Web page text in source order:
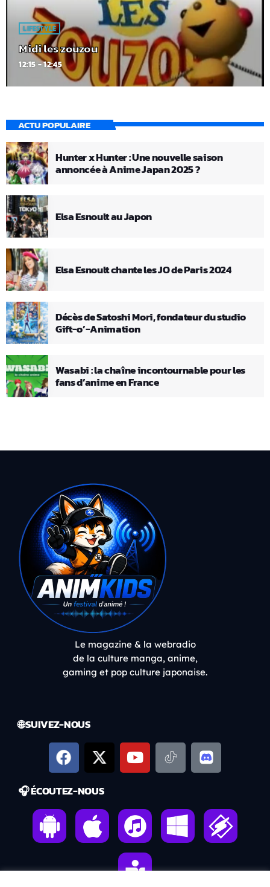
LIFESTYLE
Midi les zouzou
12:15 - 12:45
ACTU POPULAIRE
Hunter x Hunter : Une nouvelle saison
annoncée à Anime Japan 2025 ?
Elsa Esnoult au Japon
Elsa Esnoult chante les JO de Paris 2024
Décès de Satoshi Mori, fondateur du studio
Gift-o’-Animation
Wasabi : la chaîne incontournable pour les
fans d’anime en France
Le magazine & la webradio
de la culture manga, anime,
gaming et pop culture japonaise.
🌐 SUIVEZ-NOUS
🎧 ÉCOUTEZ-NOUS